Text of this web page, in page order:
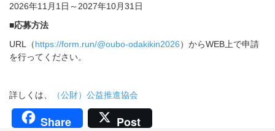
2026年11月1日～2027年10月31日
■応募方法
URL（https://form.run/@oubo-odakikin2026）からWEB上で申請
を行ってください。
詳しくは、 （公財）公益推進協会
Share Post